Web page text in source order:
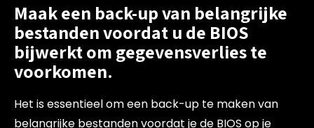
Maak een back-up van belangrijke
bestanden voordat u de BIOS
bijwerkt om gegevensverlies te
voorkomen.
Het is essentieel om een back-up te maken van
belangrijke bestanden voordat je de BIOS op je